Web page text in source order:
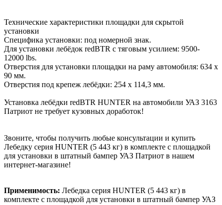
Технические характеристики площадки для скрытой
установки
Специфика установки: под номерной знак.
Для установки лебёдок redBTR с тяговым усилием: 9500-
12000 lbs.
Отверстия для установки площадки на раму автомобиля: 634 х
90 мм.
Отверстия под крепеж лебёдки: 254 х 114,3 мм.
Установка лебёдки redBTR HUNTER на автомобили УАЗ 3163
Патриот не требует кузовных доработок!
Звоните, чтобы получить любые консультации и купить
Лебедку серия HUNTER (5 443 кг) в комплекте с площадкой
для установки в штатный бампер УАЗ Патриот в нашем
интернет-магазине!
Применимость: Лебедка серия HUNTER (5 443 кг) в
комплекте с площадкой для установки в штатный бампер УАЗ